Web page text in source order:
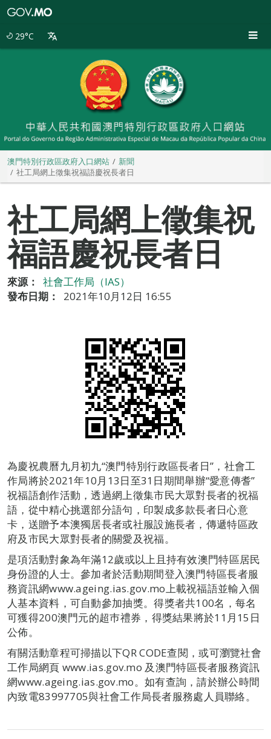
29°C
澳門特別行政區政府入口網站
新聞
社工局網上徵集祝福語慶祝長者日
社工局網上徵集祝
福語慶祝長者日
來源：
社會工作局（IAS）
發布日期：
2021年10月12日 16:55
為慶祝農曆九月初九“澳門特別行政區長者日”，社會工
作局將於2021年10月13日至31日期間舉辦“愛意傳耆”
祝福語創作活動，透過網上徵集市民大眾對長者的祝福
語，從中精心挑選部分語句，印製成多款長者日心意
卡，送贈予本澳獨居長者或社服設施長者，傳遞特區政
府及市民大眾對長者的關愛及祝福。
是項活動對象為年滿12歲或以上且持有效澳門特區居民
身份證的人士。參加者於活動期間登入澳門特區長者服
務資訊網www.ageing.ias.gov.mo上載祝福語並輸入個
人基本資料，可自動參加抽獎。得獎者共100名，每名
可獲得200澳門元的超巿禮券，得獎結果將於11月15日
公佈。
有關活動章程可掃描以下QR CODE查閱，或可瀏覽社會
工作局網頁 www.ias.gov.mo 及澳門特區長者服務資訊
網www.ageing.ias.gov.mo。如有查詢，請於辦公時間
內致電83997705與社會工作局長者服務處人員聯絡。